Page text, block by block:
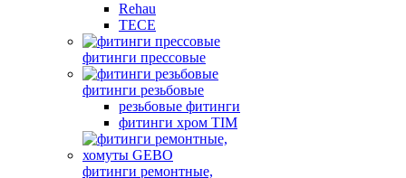
Rehau
TECE
фитинги прессовые
фитинги резьбовые
резьбовые фитинги
фитинги хром TIM
фитинги ремонтные,